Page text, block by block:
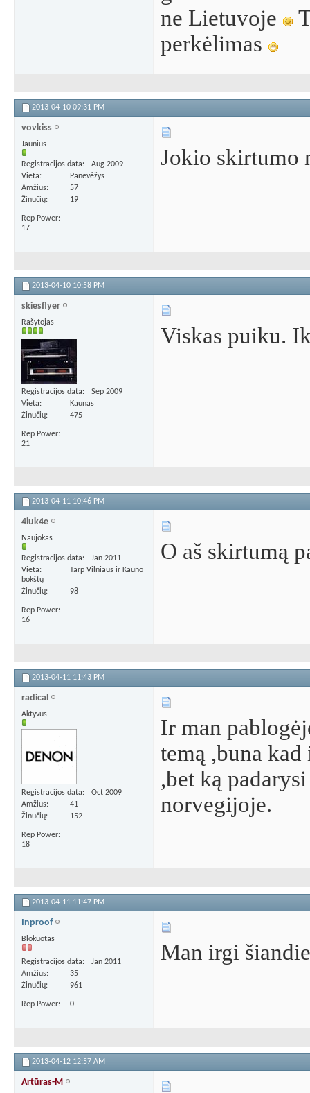
ne Lietuvoje
perkėlimas
2013-04-10 09:31 PM
vovkiss
Jaunius
Registracijos data
Aug 2009
Vieta
Panevėžys
Amžius
57
Žinučių
19
Rep Power
17
Jokio skirtumo
2013-04-10 10:58 PM
skiesflyer
Rašytojas
Registracijos data
Sep 2009
Vieta
Kaunas
Žinučių
475
Rep Power
21
Viskas puiku.
2013-04-11 10:46 PM
4iuk4e
Naujokas
Registracijos data
Jan 2011
Vieta
Tarp Vilniaus ir Kauno
bokštų
Žinučių
98
Rep Power
16
O aš skirtumą
2013-04-11 11:43 PM
radical
Aktyvus
Registracijos data
Oct 2009
Amžius
41
Žinučių
152
Rep Power
18
Ir man
temą ,buna
,bet ką
norvegijoje.
2013-04-11 11:47 PM
Inproof
Blokuotas
Registracijos data
Jan 2011
Amžius
35
Žinučių
961
Rep Power 0
Man irgi
2013-04-12 12:57 AM
Artūras-M